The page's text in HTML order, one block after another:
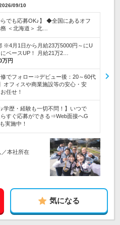
09/10
らでも応募OK♪】 ◆全国にあるオフ
＜北海道＞ 北…
※4月1日から月給23万5000円～にU
ベースUP！ 月給21万2…
万円
修でフォロー⇒デビュー後：20～60代
オフィスや商業施設等の安心・安
任せ！
♪学歴・経験も一切不問！】いつで
すぐ応募ができる⇒Web面接へG
実施中！
／本社所在
気になる